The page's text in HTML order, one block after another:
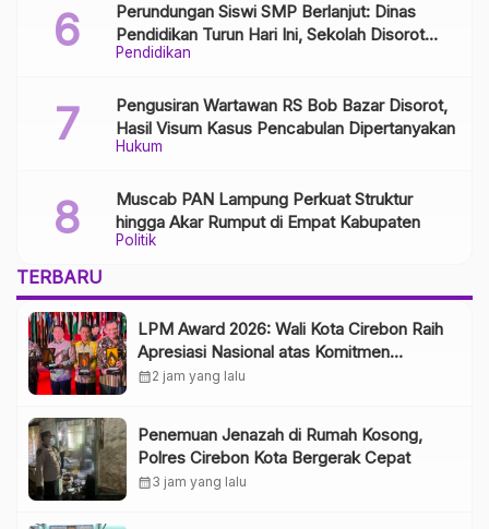
Pendidikan
Perundungan Siswi SMP Berlanjut: Dinas
Pendidikan Turun Hari Ini, Sekolah Disorot
Minim Respons
Hukum
Pengusiran Wartawan RS Bob Bazar Disorot,
Hasil Visum Kasus Pencabulan Dipertanyakan
Politik
Muscab PAN Lampung Perkuat Struktur
hingga Akar Rumput di Empat Kabupaten
TERBARU
LPM Award 2026: Wali Kota Cirebon Raih
Apresiasi Nasional atas Komitmen
Pemberdayaan Masyarakat
calendar_month2 jam yang lalu
Penemuan Jenazah di Rumah Kosong,
Polres Cirebon Kota Bergerak Cepat
calendar_month3 jam yang lalu